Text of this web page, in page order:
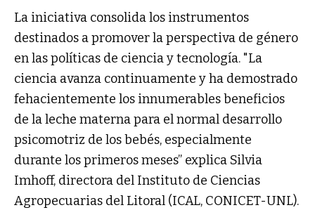
La iniciativa consolida los instrumentos
destinados a promover la perspectiva de género
en las políticas de ciencia y tecnología. "La
ciencia avanza continuamente y ha demostrado
fehacientemente los innumerables beneficios
de la leche materna para el normal desarrollo
psicomotriz de los bebés, especialmente
durante los primeros meses” explica Silvia
Imhoff, directora del Instituto de Ciencias
Agropecuarias del Litoral (ICAL, CONICET-UNL).